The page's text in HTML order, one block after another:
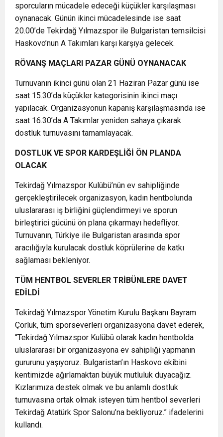
sporcuların mücadele edeceği küçükler karşılaşması
oynanacak. Günün ikinci mücadelesinde ise saat
20.00’de Tekirdağ Yılmazspor ile Bulgaristan temsilcisi
Haskovo’nun A Takımları karşı karşıya gelecek.
RÖVANŞ MAÇLARI PAZAR GÜNÜ OYNANACAK
Turnuvanın ikinci günü olan 21 Haziran Pazar günü ise
saat 15.30’da küçükler kategorisinin ikinci maçı
yapılacak. Organizasyonun kapanış karşılaşmasında ise
saat 16.30’da A Takımlar yeniden sahaya çıkarak
dostluk turnuvasını tamamlayacak.
DOSTLUK VE SPOR KARDEŞLİĞİ ÖN PLANDA
OLACAK
Tekirdağ Yılmazspor Kulübü’nün ev sahipliğinde
gerçekleştirilecek organizasyon, kadın hentbolunda
uluslararası iş birliğini güçlendirmeyi ve sporun
birleştirici gücünü ön plana çıkarmayı hedefliyor.
Turnuvanın, Türkiye ile Bulgaristan arasında spor
aracılığıyla kurulacak dostluk köprülerine de katkı
sağlaması bekleniyor.
TÜM HENTBOL SEVERLER TRİBÜNLERE DAVET
EDİLDİ
Tekirdağ Yılmazspor Yönetim Kurulu Başkanı Bayram
Çorluk, tüm sporseverleri organizasyona davet ederek,
“Tekirdağ Yılmazspor Kulübü olarak kadın hentbolda
uluslararası bir organizasyona ev sahipliği yapmanın
gururunu yaşıyoruz. Bulgaristan’ın Haskovo ekibini
kentimizde ağırlamaktan büyük mutluluk duyacağız.
Kızlarımıza destek olmak ve bu anlamlı dostluk
turnuvasına ortak olmak isteyen tüm hentbol severleri
Tekirdağ Atatürk Spor Salonu’na bekliyoruz.” ifadelerini
kullandı.